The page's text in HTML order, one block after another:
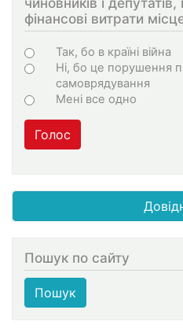
фінансові витрати
Варіанти
Так, бо в країні війна
Ні, бо це порушення
самоврядування
Мені все одно
Голос
Пошук по сайту
Пошук